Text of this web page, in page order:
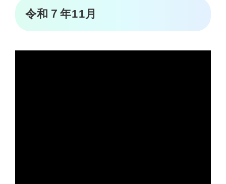
令和７年11月